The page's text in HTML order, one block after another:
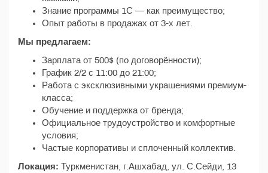
Знание программы 1С — как преимущество;
Опыт работы в продажах от 3-х лет.
Мы предлагаем:
Зарплата от 500$ (по договорённости);
График 2/2 с 11:00 до 21:00;
Работа с эксклюзивными украшениями премиум-
класса;
Обучение и поддержка от бренда;
Официальное трудоустройство и комфортные
условия;
Частые корпоративы и сплоченный коллектив.
Локация: Туркменистан, г.Ашхабад, ул. С.Сейди, 13